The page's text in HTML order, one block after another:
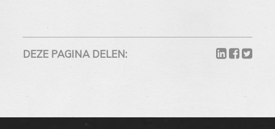
DEZE PAGINA DELEN: